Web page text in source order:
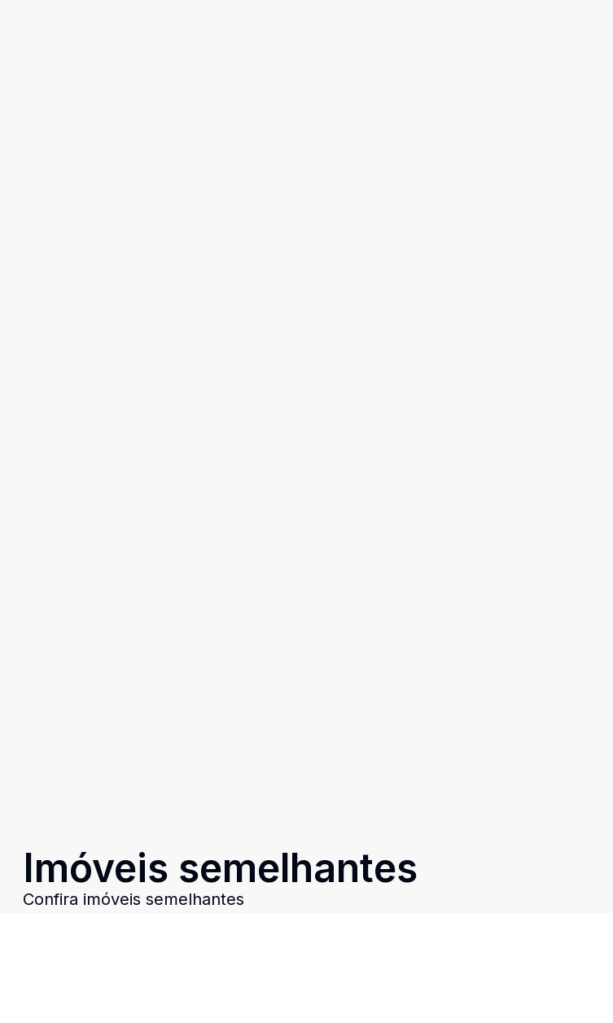
Imóveis semelhantes
Confira imóveis semelhantes